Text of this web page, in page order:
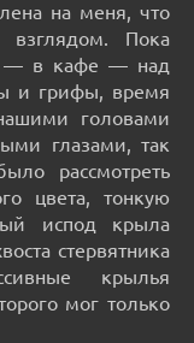
на меня, что
Пока
— в кафе — над
и грифы, время
головами
глазами, так
рассмотреть
цвета, тонкую
испод крыла
стервятника
крылья
мог только